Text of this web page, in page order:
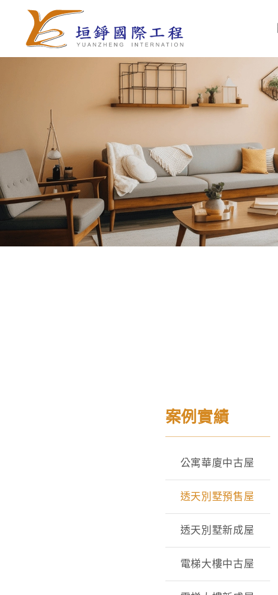
案例實績
公寓華廈中古屋
透天別墅預售屋
透天別墅新成屋
電梯大樓中古屋